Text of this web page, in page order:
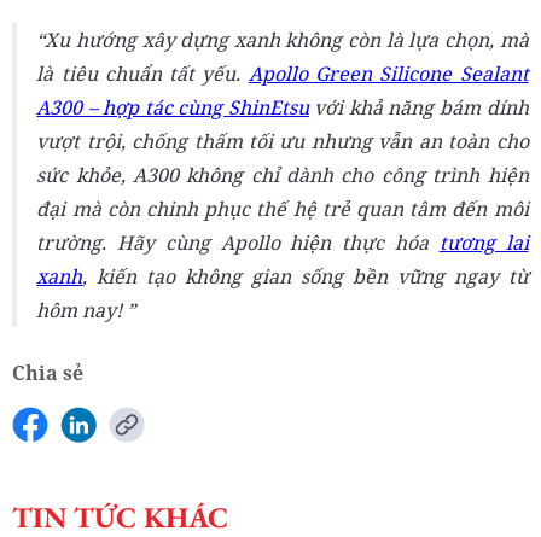
Xu hướng xây dựng xanh không còn là lựa chọn, mà
là tiêu chuẩn tất yếu. Apollo Green Silicone Sealant
A300 – hợp tác cùng ShinEtsuvới khả năng bám dính
vượt trội, chống thấm tối ưu nhưng vẫn an toàn cho
sức khỏe, A300 không chỉ dành cho công trình hiện
đại mà còn chinh phục thế hệ trẻ quan tâm đến môi
trường. Hãy cùng Apollo hiện thực hóa tương lai
xanh, kiến tạo không gian sống bền vững ngay từ
hôm nay!
Chia sẻ
TIN TỨC KHÁC